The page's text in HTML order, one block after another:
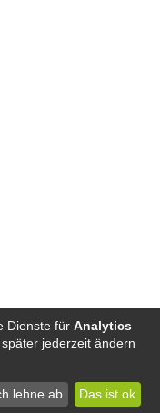
Dienste für Analytics
jederzeit ändern
lehne ab Das ist ok